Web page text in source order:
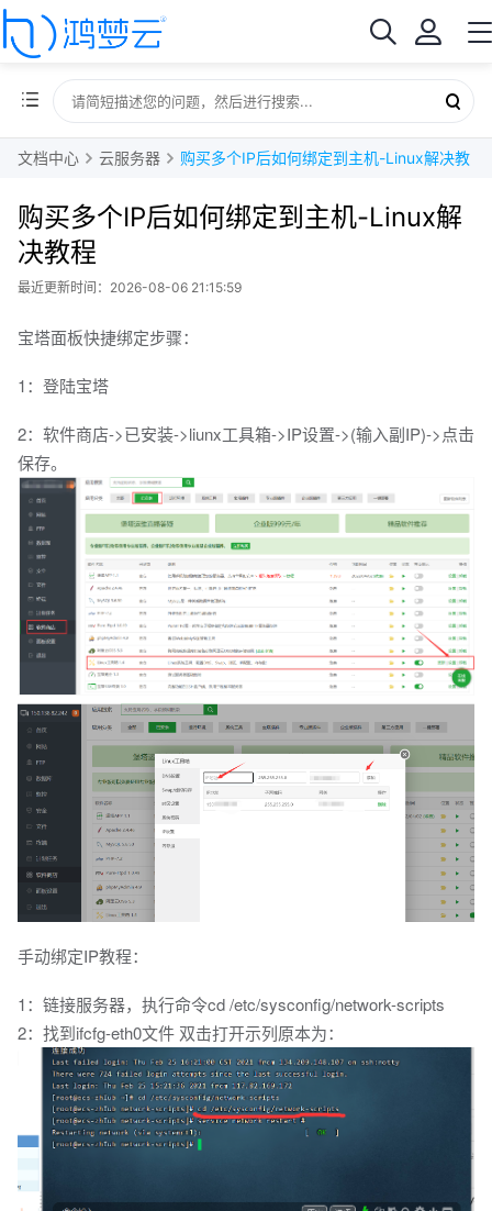
文档中心 云服务器 购买多个IP后如何绑定到主机-Linux解决教程
购买多个IP后如何绑定到主机-Linux解
决教程
最近更新时间：2026-08-06 21:15:59
宝塔面板快捷绑定步骤：
1：登陆宝塔
2：软件商店->已安装->liunx工具箱->IP设置->(输入副IP)->点击
保存。
手动绑定IP教程：
1：链接服务器，执行命令cd /etc/sysconfig/network-scripts
2：找到ifcfg-eth0文件 双击打开示列原本为：